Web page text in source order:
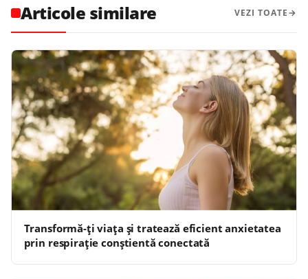
Articole similare VEZI TOATE
Transformă-ți viața și tratează eficient anxietatea
prin respirație conștientă conectată